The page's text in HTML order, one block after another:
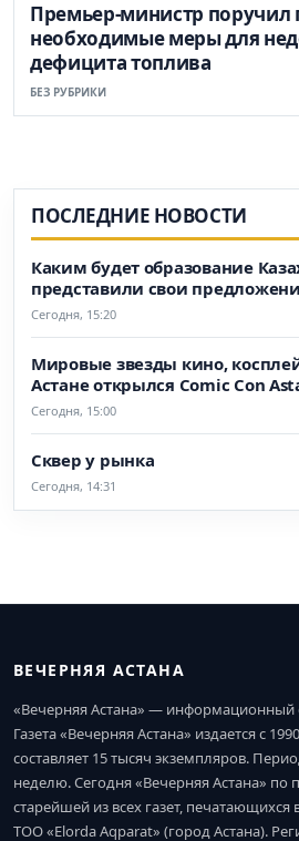
Премьер-министр поручил
необходимые меры для
дефицита топлива
БЕЗ РУБРИКИ
ПОСЛЕДНИЕ НОВОСТИ
Каким будет образование
представили свои
Сегодня, 15:20
Мировые звезды кино,
Астане открылся Comic Con
Сегодня, 15:00
Сквер у рынка
Сегодня, 14:31
ВЕЧЕРНЯЯ АСТАНА
«Вечерняя Астана» — информационный
Газета «Вечерняя Астана» издается с
составляет 15 тысяч экземпляров.
неделю. Сегодня «Вечерняя Астана» по
старейшей из всех газет, печатающихся
ТОО «Elorda Aqparat» (город Астана).